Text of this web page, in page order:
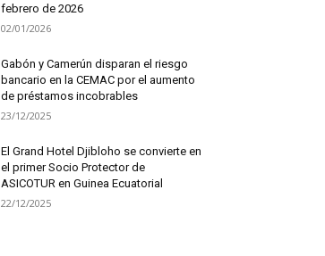
febrero de 2026
02/01/2026
Gabón y Camerún disparan el riesgo
bancario en la CEMAC por el aumento
de préstamos incobrables
23/12/2025
El Grand Hotel Djibloho se convierte en
el primer Socio Protector de
ASICOTUR en Guinea Ecuatorial
22/12/2025